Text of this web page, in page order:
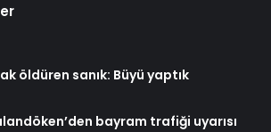
öldüren sanık: Büyü yaptık
bayram trafiği uyarısı